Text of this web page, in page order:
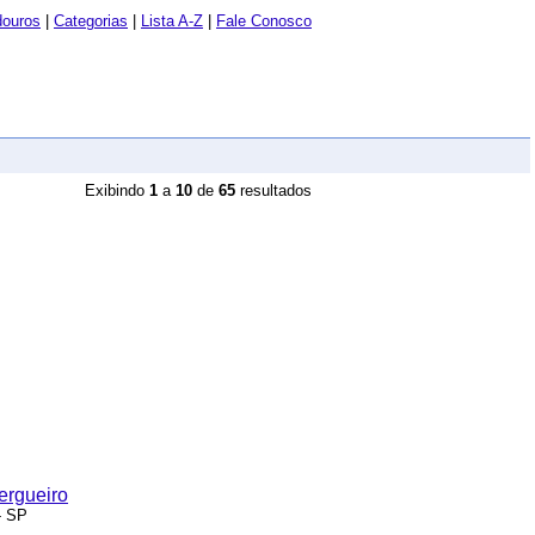
Categorias Lista A-Z Fale Conosco
Exibindo 1 a 10 de 65 resultados
SP